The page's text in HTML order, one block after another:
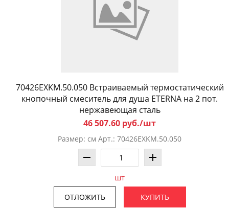
70426EXKM.50.050 Встраиваемый термостатический
кнопочный смеситель для душа ETERNA на 2 пот.
нержавеющая сталь
46 507.60 руб./шт
Размер: см Арт.: 70426EXKM.50.050
шт
ОТЛОЖИТЬ КУПИТЬ